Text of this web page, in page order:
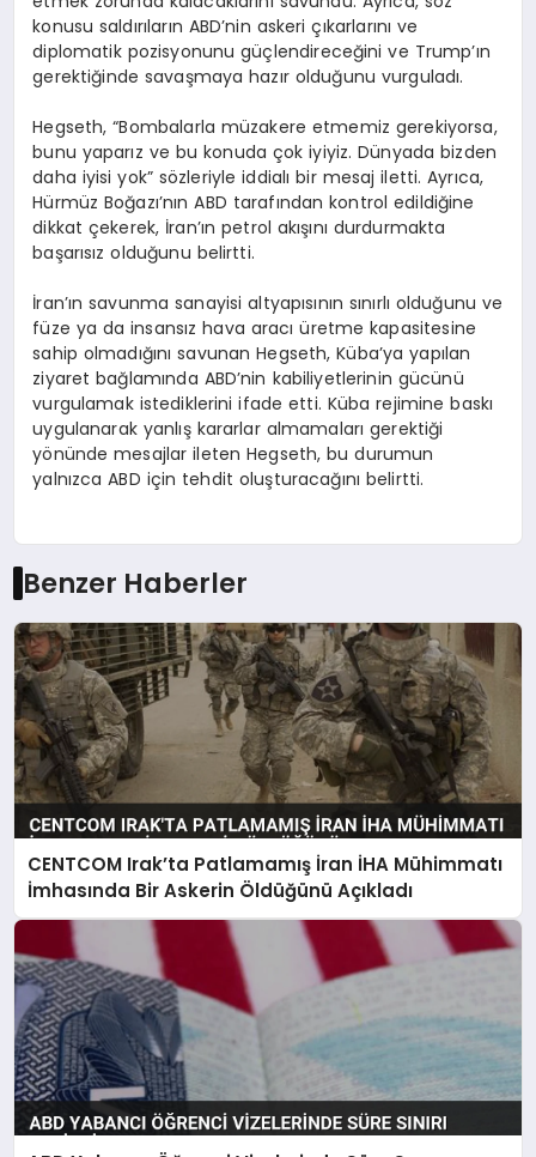
konusu saldırıların ABD’nin askeri çıkarlarını ve
diplomatik pozisyonunu güçlendireceğini ve Trump’ın
gerektiğinde savaşmaya hazır olduğunu vurguladı.
Hegseth, “Bombalarla müzakere etmemiz gerekiyorsa,
bunu yaparız ve bu konuda çok iyiyiz. Dünyada bizden
daha iyisi yok” sözleriyle iddialı bir mesaj iletti. Ayrıca,
Hürmüz Boğazı’nın ABD tarafından kontrol edildiğine
dikkat çekerek, İran’ın petrol akışını durdurmakta
başarısız olduğunu belirtti.
İran’ın savunma sanayisi altyapısının sınırlı olduğunu ve
füze ya da insansız hava aracı üretme kapasitesine
sahip olmadığını savunan Hegseth, Küba’ya yapılan
ziyaret bağlamında ABD’nin kabiliyetlerinin gücünü
vurgulamak istediklerini ifade etti. Küba rejimine baskı
uygulanarak yanlış kararlar almamaları gerektiği
yönünde mesajlar ileten Hegseth, bu durumun
yalnızca ABD için tehdit oluşturacağını belirtti.
Benzer Haberler
CENTCOM Irak’ta Patlamamış İran İHA Mühimmatı
İmhasında Bir Askerin Öldüğünü Açıkladı